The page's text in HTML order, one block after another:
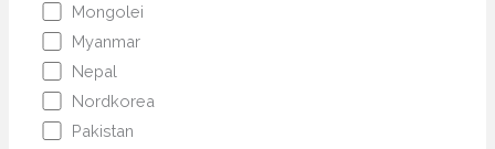
Mongolei
Myanmar
Nepal
Nordkorea
Pakistan